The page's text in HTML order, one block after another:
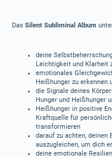
Das Silent Subliminal Album
deine
Leichtigkeit und Klarheit
emotionales
Heißhunger zu erkennen
die Signale deines
Hunger und Heißhunger
Heißhunger in positive
Kraftquelle für
transformieren
darauf zu achten, deinen
auszugleichen, um dich
deine emotionale